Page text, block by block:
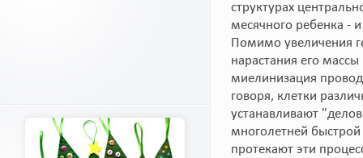
структурах
месячного ребенка -
Помимо увеличения
нарастания его
миелинизация
говоря, клетки
устанавливают
многолетней быстрой
протекают эти